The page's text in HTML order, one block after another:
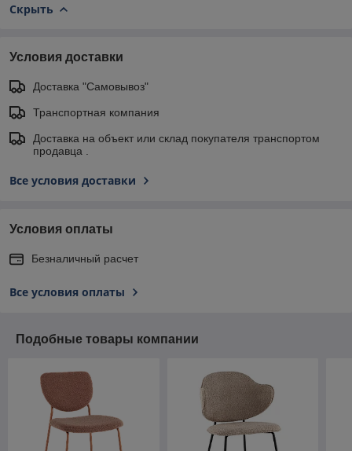
Скрыть
Условия доставки
Доставка "Самовывоз"
Транспортная компания
Доставка на объект или склад покупателя транспортом
продавца .
Все условия доставки
Условия оплаты
Безналичный расчет
Все условия оплаты
Подобные товары компании